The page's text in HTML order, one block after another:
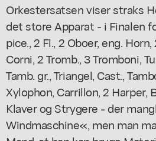
Orkestersatsen viser straks
det store Apparat - i Finalen
pice., 2 Fl., 2 Oboer, eng. Horn,
Corni, 2 Tromb., 3 Tromboni,
Tamb. gr., Triangel, Cast.,
Xylophon, Carrillon, 2 Harper,
Klaver og Strygere - der
Windmaschine«, men man